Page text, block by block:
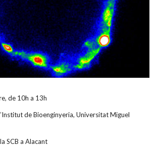
de 10h a 13h
de Bioenginyeria, Universitat Miguel
SCB a Alacant